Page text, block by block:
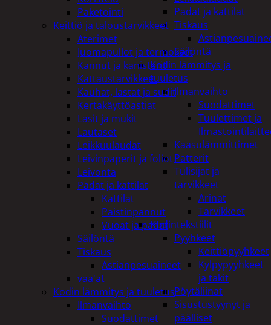
Padat ja kattilat
Tiskaus
Säilöntä
Kodin lämmitys ja
tuuletus
Ilmanvaihto
Suodattimet
Tuulettimet ja
Kaasulämmittimet
Patterit
Tulisijat ja
tarvikkeet
Arinat
Tarvikkeet
Kodintekstiilit
Pyyhkeet
Keittiöpyyhkeet
Kylpypyyhkeet
ja takit
Pöytäliinat
Sisustustyynyt ja
päälliset
Paketointi
Keittiö ja taloustarvikkeet
Aterimet
Juomapullot ja termokset
Kannut ja kanisterit
Kattaustarvikkeet
Kauhat, lastat ja sudit
Kertakäyttöastiat
Lasit ja mukit
Lautaset
Leikkuulaudat
Leivinpaperit ja foliot
Leivonta
Padat ja kattilat
Kattilat
Paistinpannut
Vuoat ja padat
Säilöntä
Tiskaus
Astianpesuaineet
vaa'at
Kodin lämmitys ja tuuletus
Ilmanvaihto
Suodattimet